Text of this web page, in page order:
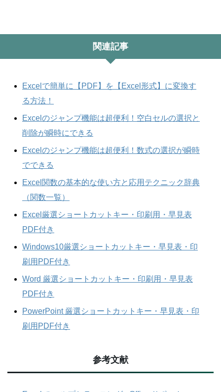
関連記事
Excelで簡単に【PDF】を【Excel形式】に変換す
る方法！
Excelのジャンプ機能は超便利！空白セルの選択と
削除が瞬時にできる
Excelのジャンプ機能は超便利！数式の選択が瞬時
でできる
Excel関数の基本的な使い方と応用テクニック辞典
（関数一覧）
Excel厳選ショートカットキー・印刷用・早見表
PDF付き
Windows10厳選ショートカットキー・早見表・印
刷用PDF付き
Word 厳選ショートカットキー・印刷用・早見表
PDF付き
PowerPoint 厳選ショートカットキー・早見表・印
刷用PDF付き
参考文献